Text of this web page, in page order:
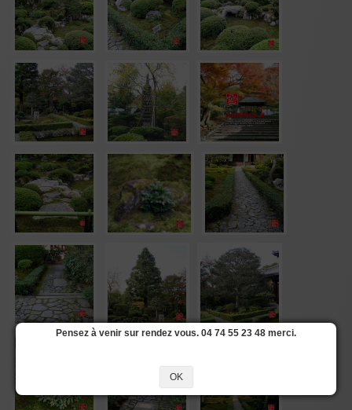
Pensez à venir sur rendez vous. 04 74 55 23 48 merci.
OK